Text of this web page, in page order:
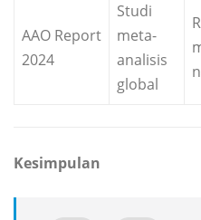
AAO Report
2024
Studi
meta-
analisis
global
Kesimpulan